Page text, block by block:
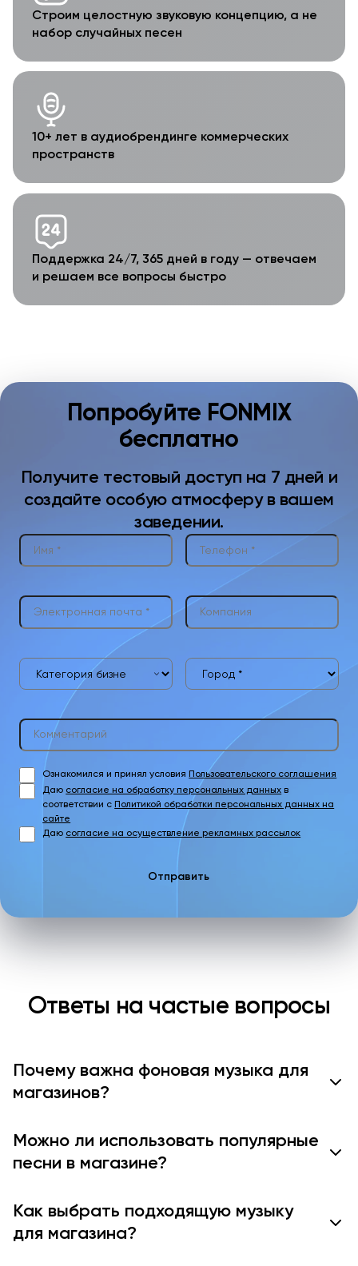
Строим целостную звуковую концепцию, а не
набор случайных песен
10+ лет в аудиобрендинге коммерческих
пространств
Поддержка 24/7, 365 дней в году — отвечаем
и решаем все вопросы быстро
Попробуйте FONMIX
бесплатно
Получите тестовый доступ на 7 дней и
создайте особую атмосферу в вашем
заведении.
Ознакомился и принял условия Пользовательского соглашения
Даю согласие на обработку персональных данных в
соответствии с Политикой обработки персональных данных на
сайте
Даю согласие на осуществление рекламных рассылок
Отправить
Ответы на частые вопросы
Почему важна фоновая музыка для
магазинов?
Можно ли использовать популярные
песни в магазине?
Как выбрать подходящую музыку
для магазина?